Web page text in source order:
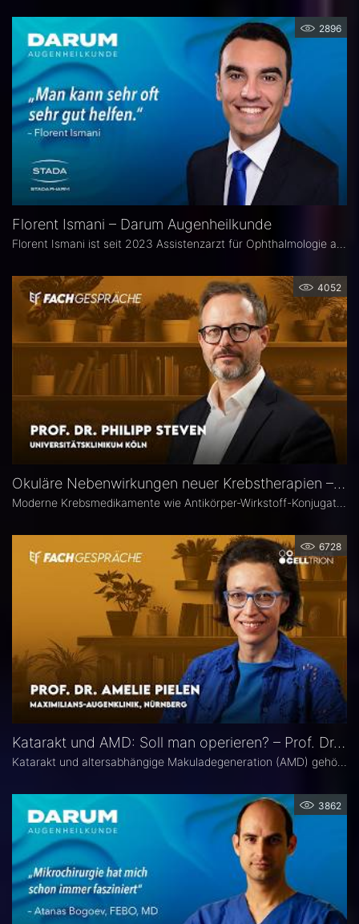
2896
Florent Ismani – Darum Augenheilkunde
4052
Okuläre Nebenwirkungen neuer Krebstherapien – Prof. Dr. Philipp Steven
6728
Katarakt und AMD: Soll man operieren? – Prof. Dr. Amelie Pielen
3862